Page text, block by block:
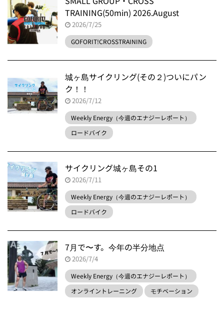
TRAINING(50min) 2026.August
2026/7/25
GOFORIT!CROSSTRAINING
城ヶ島サイクリング(その２)ついにパン
ク！！
2026/7/12
Weekly Energy（今週のエナジーレポート）
ロードバイク
サイクリング城ヶ島その1
2026/7/11
Weekly Energy（今週のエナジーレポート）
ロードバイク
7月で〜す。今年の半分地点
2026/7/4
Weekly Energy（今週のエナジーレポート）
オンライントレーニング
モチベーション